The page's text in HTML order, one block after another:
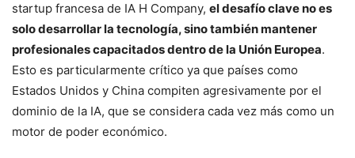
startup francesa de IA H Company, el desafío clave no es
solo desarrollar la tecnología, sino también mantener
profesionales capacitados dentro de la Unión Europea.
Esto es particularmente crítico ya que países como
Estados Unidos y China compiten agresivamente por el
dominio de la IA, que se considera cada vez más como un
motor de poder económico.